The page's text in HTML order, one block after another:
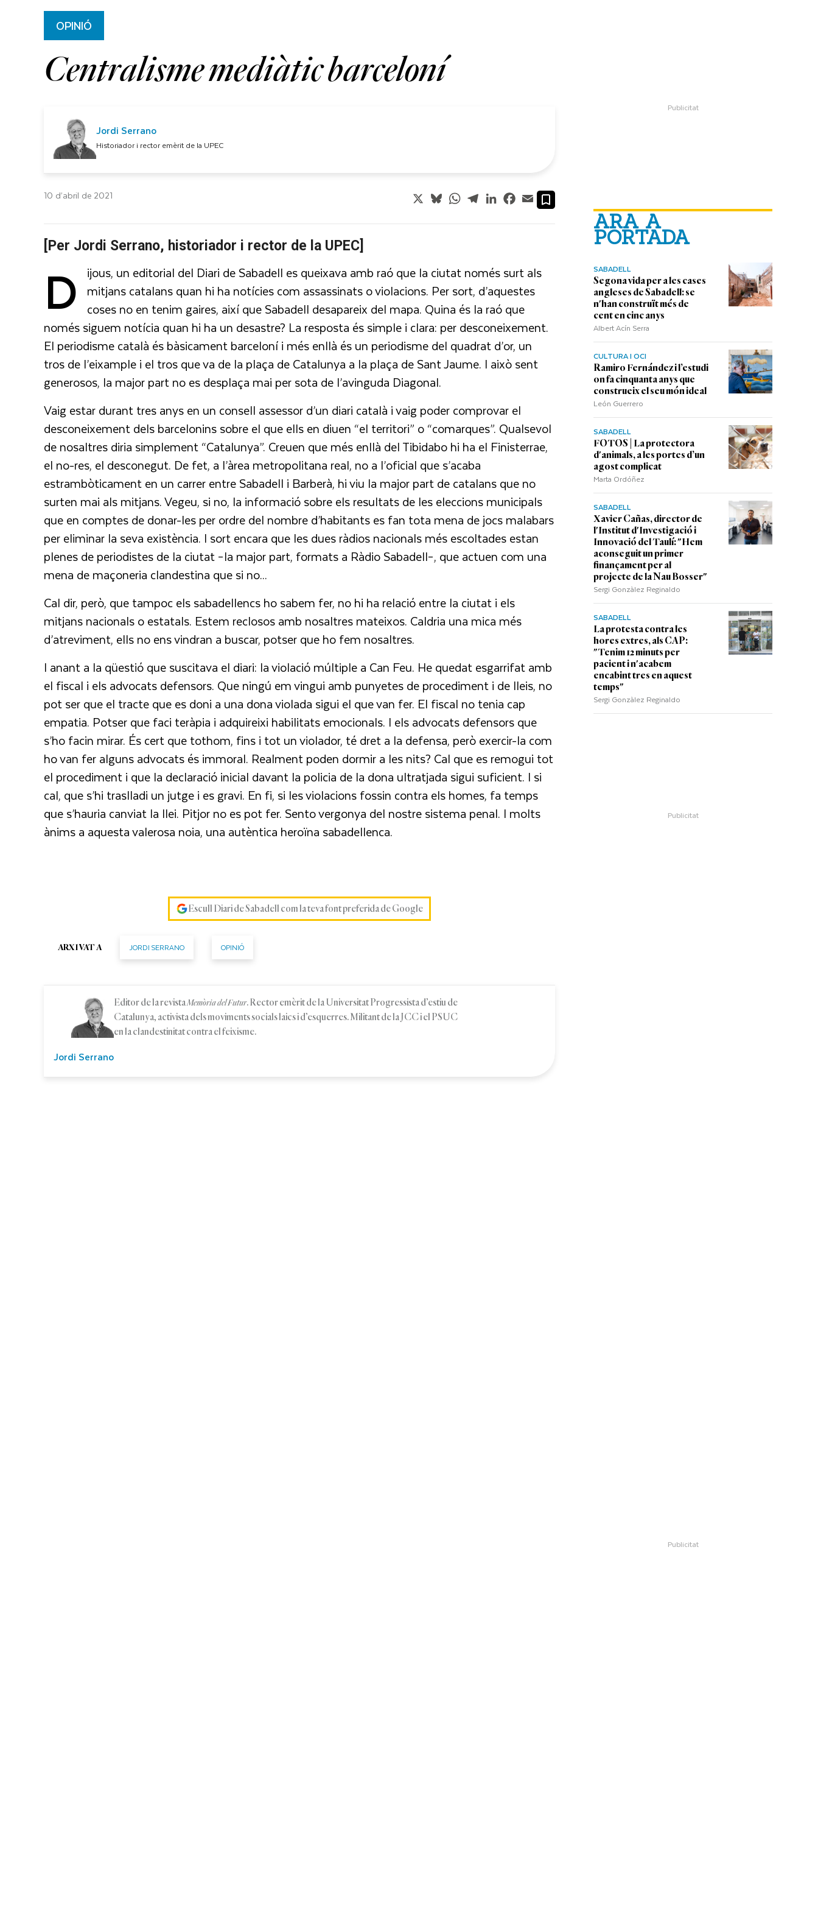
ARA A
PORTADA
SABADELL
Segona vida per a les cases
angleses de Sabadell: se
n'han construït més de
cent en cinc anys
Albert Acín Serra
CULTURA I OCI
Ramiro Fernández i l’estudi
on fa cinquanta anys que
construeix el seu món ideal
León Guerrero
SABADELL
FOTOS | La protectora
d'animals, a les portes d’un
agost complicat
Marta Ordóñez
SABADELL
Xavier Cañas, director de
l'Institut d'Investigació i
Innovació del Taulí: "Hem
aconseguit un primer
finançament per al
projecte de la Nau Bosser"
Sergi Gonzàlez Reginaldo
SABADELL
La protesta contra les
hores extres, als CAP:
"Tenim 12 minuts per
pacient i n'acabem
encabint tres en aquest
temps"
Sergi Gonzàlez Reginaldo
OPINIÓ
Centralisme mediàtic barceloní
Jordi Serrano
Historiador i rector emèrit de la UPEC
10 d’abril de 2021 X BlueskyWhatsApp
TelegramLinkedInFacebook
Email
[Per Jordi Serrano, historiador i rector de la UPEC]
D
ijous, un editorial del Diari de Sabadell es queixava amb raó que la ciutat només surt als
mitjans catalans quan hi ha notícies com assassinats o violacions. Per sort, d’aquestes
coses no en tenim gaires, així que Sabadell desapareix del mapa. Quina és la raó que
només siguem notícia quan hi ha un desastre? La resposta és simple i clara: per desconeixement.
El periodisme català és bàsicament barceloní i més enllà és un periodisme del quadrat d’or, un
tros de l’eixample i el tros que va de la plaça de Catalunya a la plaça de Sant Jaume. I això sent
generosos, la major part no es desplaça mai per sota de l’avinguda Diagonal.
Vaig estar durant tres anys en un consell assessor d’un diari català i vaig poder comprovar el
desconeixement dels barcelonins sobre el que ells en diuen “el territori” o “comarques”. Qualsevol
de nosaltres diria simplement “Catalunya”. Creuen que més enllà del Tibidabo hi ha el Finisterrae,
el no-res, el desconegut. De fet, a l’àrea metropolitana real, no a l’oficial que s’acaba
estrambòticament en un carrer entre Sabadell i Barberà, hi viu la major part de catalans que no
surten mai als mitjans. Vegeu, si no, la informació sobre els resultats de les eleccions municipals
que en comptes de donar-les per ordre del nombre d’habitants es fan tota mena de jocs malabars
per eliminar la seva existència. I sort encara que les dues ràdios nacionals més escoltades estan
plenes de periodistes de la ciutat –la major part, formats a Ràdio Sabadell–, que actuen com una
mena de maçoneria clandestina que si no...
Cal dir, però, que tampoc els sabadellencs ho sabem fer, no hi ha relació entre la ciutat i els
mitjans nacionals o estatals. Estem reclosos amb nosaltres mateixos. Caldria una mica més
d’atreviment, ells no ens vindran a buscar, potser que ho fem nosaltres.
I anant a la qüestió que suscitava el diari: la violació múltiple a Can Feu. He quedat esgarrifat amb
el fiscal i els advocats defensors. Que ningú em vingui amb punyetes de procediment i de lleis, no
pot ser que el tracte que es doni a una dona violada sigui el que van fer. El fiscal no tenia cap
empatia. Potser que faci teràpia i adquireixi habilitats emocionals. I els advocats defensors que
s’ho facin mirar. És cert que tothom, fins i tot un violador, té dret a la defensa, però exercir-la com
ho van fer alguns advocats és immoral. Realment poden dormir a les nits? Cal que es remogui tot
el procediment i que la declaració inicial davant la policia de la dona ultratjada sigui suficient. I si
cal, que s’hi traslladi un jutge i es gravi. En fi, si les violacions fossin contra els homes, fa temps
que s’hauria canviat la llei. Pitjor no es pot fer. Sento vergonya del nostre sistema penal. I molts
ànims a aquesta valerosa noia, una autèntica heroïna sabadellenca.
Escull Diari de Sabadell com la teva font preferida de Google
ARXIVAT A JORDI SERRANO OPINIÓ
Jordi Serrano
Editor de la revistaMemòria del Futur. Rector emèrit de la Universitat Progressista d’estiu de
Catalunya, activista dels moviments socials laics i d’esquerres. Militant de la JCC i el PSUC
en la clandestinitat contra el feixisme.